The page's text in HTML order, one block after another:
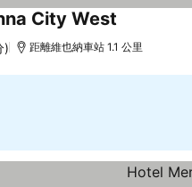
City West
) 距離維也納車站 1.1 公里